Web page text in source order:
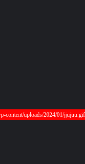
content/uploads/2024/01/jjujuu.gif